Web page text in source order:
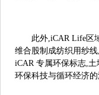
此外,iCAR Life区
维合股制成纺织用纱
iCAR 专属环保标志,
环保科技与循环经济的